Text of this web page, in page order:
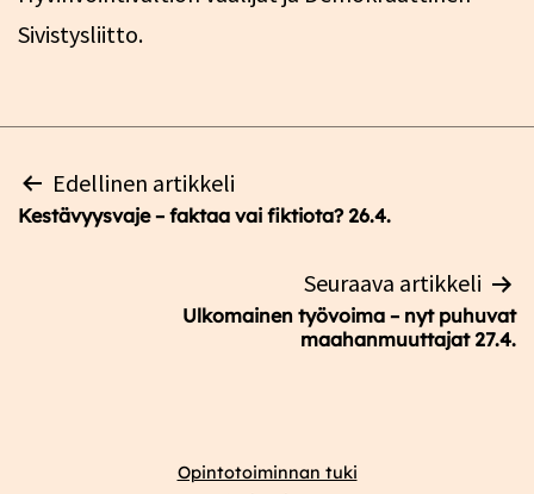
Sivistysliitto.
Artikkelien
selaus
Edellinen artikkeli
Kestävyysvaje – faktaa vai fiktiota? 26.4.
Seuraava artikkeli
Ulkomainen työvoima – nyt puhuvat
maahanmuuttajat 27.4.
Opintotoiminnan tuki